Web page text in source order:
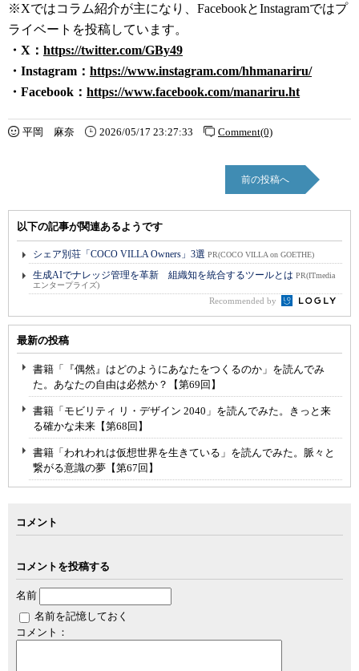
※Xではコラム紹介が主になり、FacebookとInstagramではプ
ライベートを投稿しています。
・X： https://twitter.com/GBy49
・Instagram： https://www.instagram.com/hhmanariru/
・Facebook： https://www.facebook.com/manariru.ht
平岡 麻奈 2026/05/17 23:27:33 Comment(0)
前の投稿へ
以下の記事が関連あるようです
シェア別荘「COCO VILLA Owners」3選 PR(COCO VILLA on GOETHE)
生成AIでナレッジ管理を革新 組織知を統合するツールとは PR(ITmedia
エンタープライズ)
Recommended by
最新の投稿
書籍「『偶然』はどのようにあなたをつくるのか」を読んでみ
た。あなたの自由は必然か？【第69回】
書籍「モビリティ リ・デザイン 2040」を読んでみた。きっと来
る確かな未来【第68回】
書籍「われわれは仮想世界を生きている」を読んでみた。脈々と
繋がる意識の夢【第67回】
コメント
コメントを投稿する
名前
名前を記憶しておく
コメント：